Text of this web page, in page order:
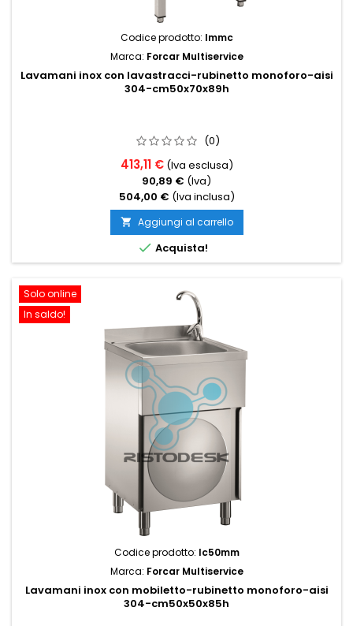
Codice prodotto: lmmc
Marca: Forcar Multiservice
Lavamani inox con lavastracci-rubinetto monoforo-aisi
304-cm50x70x89h
(0)
413,11 € (Iva esclusa)
90,89 € (Iva)
504,00 € (Iva inclusa)
 Aggiungi al carrello
 Acquista!
Solo online
In saldo!
Codice prodotto: lc50mm
Marca: Forcar Multiservice
Lavamani inox con mobiletto-rubinetto monoforo-aisi
304-cm50x50x85h